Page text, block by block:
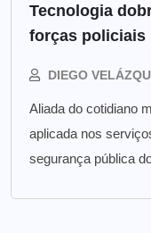
Tecnologia
forças policiais
DIEGO
Aliada do cotidiano
aplicada nos
segurança pública